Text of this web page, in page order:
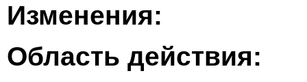
Изменения:
Область действия: